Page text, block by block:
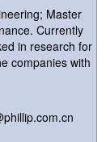
Master
Currently
in research for
companies with